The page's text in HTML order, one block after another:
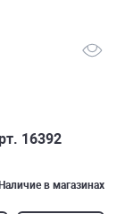
16392
Наличие в магазинах